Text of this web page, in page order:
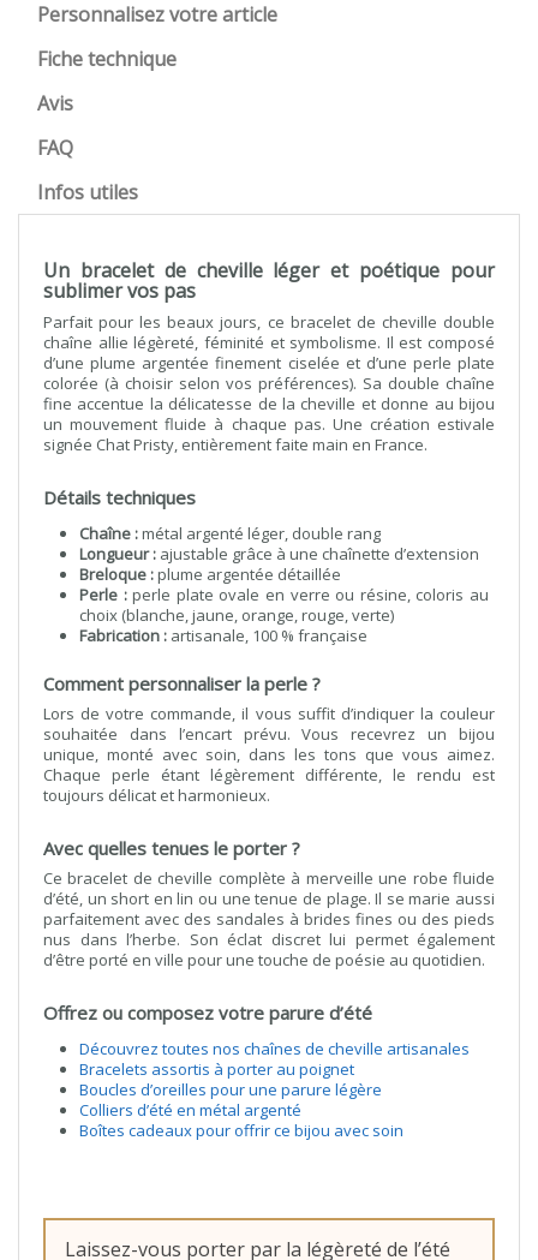
Personnalisez votre article
Fiche technique
Avis
FAQ
Infos utiles
Un bracelet de cheville léger et poétique pour
sublimer vos pas
Parfait pour les beaux jours, ce bracelet de cheville double
chaîne allie légèreté, féminité et symbolisme. Il est composé
d’une plume argentée finement ciselée et d’une perle plate
colorée (à choisir selon vos préférences). Sa double chaîne
fine accentue la délicatesse de la cheville et donne au bijou
un mouvement fluide à chaque pas. Une création estivale
signée Chat Pristy, entièrement faite main en France.
Détails techniques
Chaîne :métal argenté léger, double rang
Longueur : ajustable grâce à une chaînette d’extension
Breloque :plume argentée détaillée
Perle :perle plate ovale en verre ou résine, coloris au
choix (blanche, jaune, orange, rouge, verte)
Fabrication : artisanale, 100 % française
Comment personnaliser la perle ?
Lors de votre commande, il vous suffit d’indiquer la couleur
souhaitée dans l’encart prévu. Vous recevrez un bijou
unique, monté avec soin, dans les tons que vous aimez.
Chaque perle étant légèrement différente, le rendu est
toujours délicat et harmonieux.
Avec quelles tenues le porter ?
Ce bracelet de cheville complète à merveille une robe fluide
d’été, un short en lin ou une tenue de plage. Il se marie aussi
parfaitement avec des sandales à brides fines ou des pieds
nus dans l’herbe. Son éclat discret lui permet également
d’être porté en ville pour une touche de poésie au quotidien.
Offrez ou composez votre parure d’été
Découvrez toutes nos chaînes de cheville artisanales
Bracelets assortis à porter au poignet
Boucles d’oreilles pour une parure légère
Colliers d’été en métal argenté
Boîtes cadeaux pour offrir ce bijou avec soin
Laissez-vous porter par la légèreté de l’été